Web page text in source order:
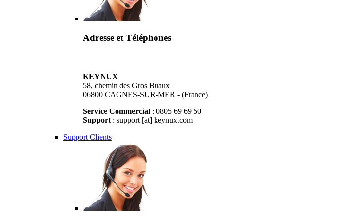
Adresse et Téléphones
KEYNUX
58, chemin des Gros Buaux
06800 CAGNES-SUR-MER - (France)
Service Commercial : 0805 69 69 50
Support : support [at] keynux.com
Support Clients